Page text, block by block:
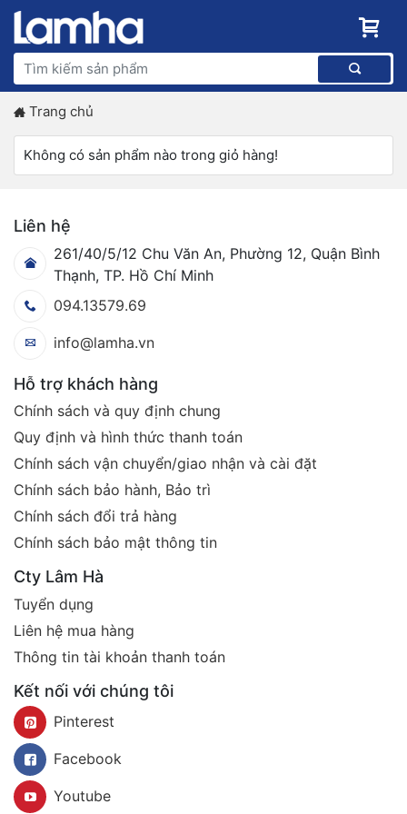
Trang chủ
Không có sản phẩm nào trong giỏ hàng!
Liên hệ
261/40/5/12 Chu Văn An, Phường 12, Quận Bình
Thạnh, TP. Hồ Chí Minh
094.13579.69
info@lamha.vn
Hỗ trợ khách hàng
Chính sách và quy định chung
Quy định và hình thức thanh toán
Chính sách vận chuyển/giao nhận và cài đặt
Chính sách bảo hành, Bảo trì
Chính sách đổi trả hàng
Chính sách bảo mật thông tin
Cty Lâm Hà
Tuyển dụng
Liên hệ mua hàng
Thông tin tài khoản thanh toán
Kết nối với chúng tôi
Pinterest
Facebook
Youtube